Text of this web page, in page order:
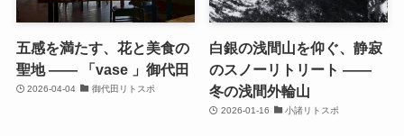
五感を満たす、花と美食の
聖地 —— 「vase 」御代田
2026-04-04 御代田リトスポ
白銀の浅間山を仰ぐ、静寂
のスノーリトリート ——
冬の浅間外輪山
2026-01-16 小諸リトスポ